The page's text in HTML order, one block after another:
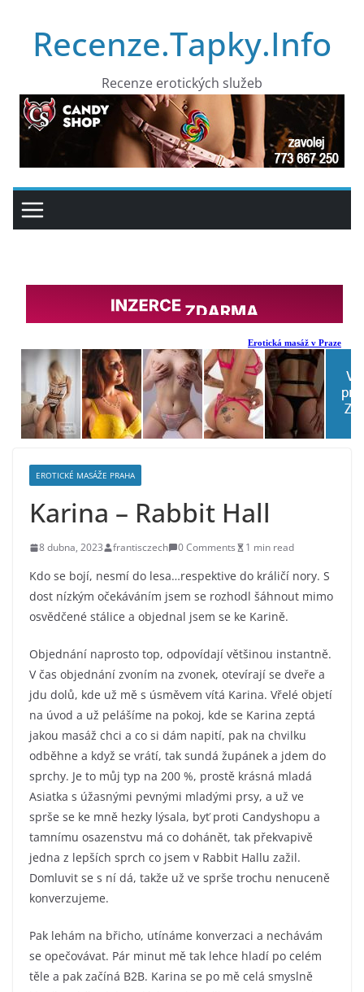
obsahRecenze.Tapky.Info
Recenze erotických služeb
EROTICKÉ MASÁŽE PRAHA
Karina – Rabbit Hall
8 dubna, 2023 frantisczech 0 Comments 1 min read
Kdo se bojí, nesmí do lesa…respektive do králičí nory. S
dost nízkým očekáváním jsem se rozhodl šáhnout mimo
osvědčené stálice a objednal jsem se ke Karině.
Objednání naprosto top, odpovídají většinou instantně.
V čas objednání zvoním na zvonek, otevírají se dveře a
jdu dolů, kde už mě s úsměvem vítá Karina. Vřelé objetí
na úvod a už pelášíme na pokoj, kde se Karina zeptá
jakou masáž chci a co si dám napití, pak na chvilku
odběhne a když se vrátí, tak sundá župánek a jdem do
sprchy. Je to můj typ na 200 %, prostě krásná mladá
Asiatka s úžasnými pevnými mladými prsy, a už ve
sprše se ke mně hezky lýsala, byť proti Candyshopu a
tamnímu osazenstvu má co dohánět, tak překvapivě
jedna z lepších sprch co jsem v Rabbit Hallu zažil.
Domluvit se s ní dá, takže už ve sprše trochu nenuceně
konverzujeme.
Pak lehám na břicho, utínáme konverzaci a nechávám
se opečovávat. Pár minut mě tak lehce hladí po celém
těle a pak začíná B2B. Karina se po mě celá smyslně